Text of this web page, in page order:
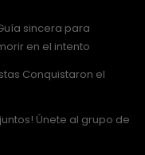
sincera para
en el intento
Conquistaron el
Únete al grupo de